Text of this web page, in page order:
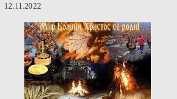
12.11.2022